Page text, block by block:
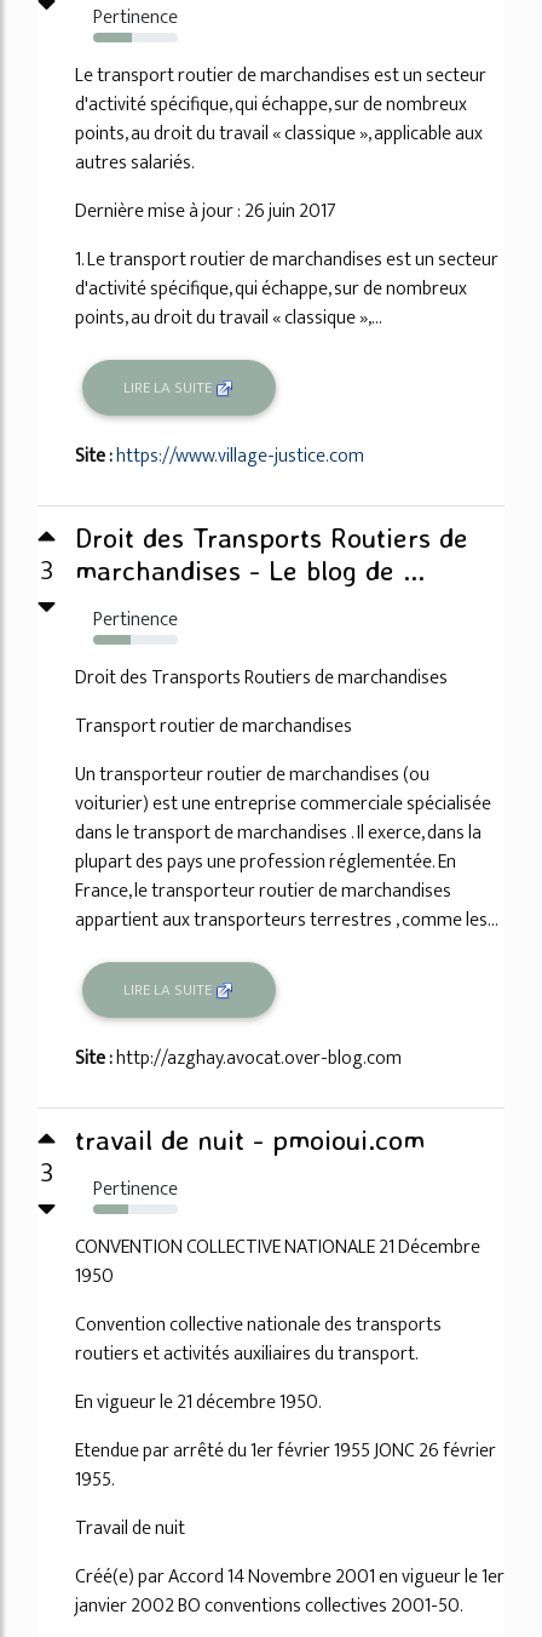
Pertinence
46%
Le transport routier de marchandises est un secteur
d'activité spécifique, qui échappe, sur de nombreux
points, au droit du travail « classique », applicable aux
autres salariés.
Dernière mise à jour : 26 juin 2017
1. Le transport routier de marchandises est un secteur
d'activité spécifique, qui échappe, sur de nombreux
points, au droit du travail « classique »,...
LIRE LA SUITE
Site :https://www.village-justice.com
3
Droit des Transports Routiers de
marchandises - Le blog de ...
Pertinence
44%
Droit des Transports Routiers de marchandises
Transport routier de marchandises
Un transporteur routier de marchandises (ou
voiturier) est une entreprise commerciale spécialisée
dans le transport de marchandises . Il exerce, dans la
plupart des pays une profession réglementée. En
France, le transporteur routier de marchandises
appartient aux transporteurs terrestres , comme les...
LIRE LA SUITE
Site :http://azghay.avocat.over-blog.com
3
travail de nuit - pmoioui.com
Pertinence
42%
CONVENTION COLLECTIVE NATIONALE 21 Décembre
1950
Convention collective nationale des transports
routiers et activités auxiliaires du transport.
En vigueur le 21 décembre 1950.
Etendue par arrêté du 1er février 1955 JONC 26 février
1955.
Travail de nuit
Créé(e) par Accord 14 Novembre 2001 en vigueur le 1er
janvier 2002 BO conventions collectives 2001-50.